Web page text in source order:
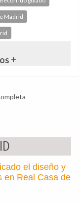
Madrid
+
el diseño y
en Real Casa de